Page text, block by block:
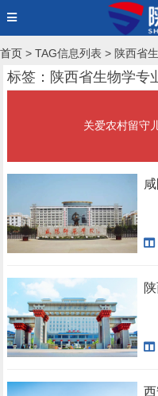
首页 > TAG信息列表 > 陕西省
标签：陕西省生物学专
关爱农村留守